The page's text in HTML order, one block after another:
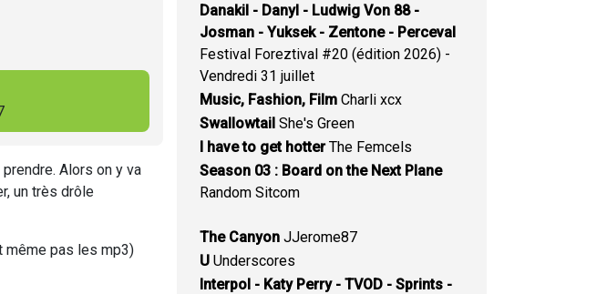
Alors on y va
un très drôle
même pas les mp3)
Danakil - Danyl - Ludwig Von 88 -
Josman - Yuksek - Zentone - Perceval
Festival Foreztival #20 (édition 2026) -
Vendredi 31 juillet
Music, Fashion, Film Charli xcx
Swallowtail She's Green
I have to get hotterThe Femcels
Season 03 : Board on the Next Plane
Random Sitcom
The Canyon JJerome87
U Underscores
Interpol - Katy Perry - TVOD - Sprints -